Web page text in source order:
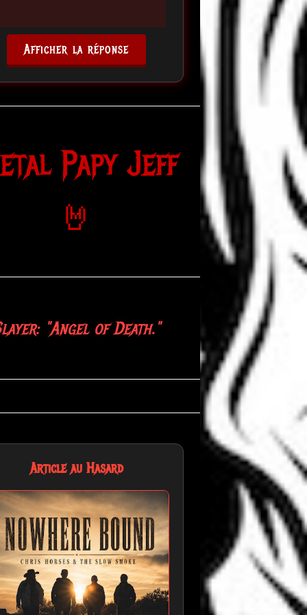
Afficher la réponse
Papy Jeff
🤘
"Angel of Death."
Article au Hasard